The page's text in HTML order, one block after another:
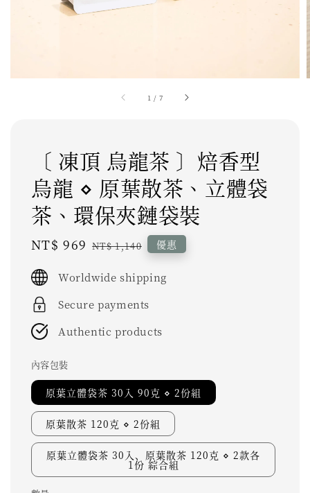
1 / 7
〔 凍頂 烏龍茶 〕焙香型
烏龍 ⋄ 原葉散茶、立體袋
茶、環保夾鏈袋裝
Sale
NT$ 969 Regular
NT$ 1,140 優惠
Worldwide shipping
Secure payments
Authentic products
內容包裝
原葉立體袋茶 30入 90克 ⋄ 2份組
原葉散茶 120克 ⋄ 2份組
原葉立體袋茶 30入、原葉散茶 120克 ⋄ 2款各
1份 綜合組